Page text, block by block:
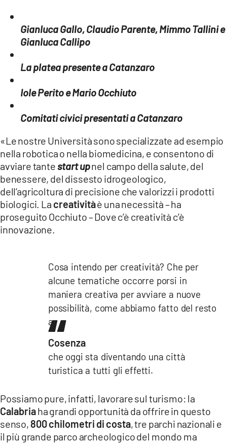
Gianluca Gallo, Claudio Parente, Mimmo Tallini e
Gianluca Callipo
La platea presente a Catanzaro
Iole Perito e Mario Occhiuto
Comitati civici presentati a Catanzaro
«Le nostre Università sono specializzate ad esempio
nella robotica o nella biomedicina, e consentono di
avviare tante start upnel campo della salute, del
benessere, del dissesto idrogeologico,
dell’agricoltura di precisione che valorizzi i prodotti
biologici. La creativitàè una necessità – ha
proseguito Occhiuto – Dove c’è creatività c’è
innovazione.
Cosa intendo per creatività? Che per
alcune tematiche occorre porsi in
maniera creativa per avviare a nuove
possibilità, come abbiamo fatto del resto
a
Cosenza
che oggi sta diventando una città
turistica a tutti gli effetti.
Possiamo pure, infatti, lavorare sul turismo: la
Calabriaha grandi opportunità da offrire in questo
senso, 800 chilometri di costa, tre parchi nazionali e
il più grande parco archeologico del mondo ma